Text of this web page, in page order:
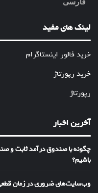
فارسی
لینک های مفید
خرید فالور اینستاگرام
خرید رپورتاژ
رپورتاژ
آخرین اخبار
چگونه با صندوق درآمد ثابت و
باشیم؟
وب‌سایت‌های ضروری در زمان قطعی